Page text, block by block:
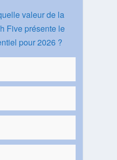
valeur de la
Five présente le
pour 2026 ?